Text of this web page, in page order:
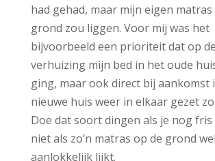
had gehad, maar mijn eigen
grond zou liggen. Voor mij was het
bijvoorbeeld een prioriteit dat op
verhuizing mijn bed in het oude
ging, maar ook direct bij aankomst
nieuwe huis weer in elkaar gezet
Doe dat soort dingen als je nog
niet als zo’n matras op de grond
aanlokkelijk lijkt.